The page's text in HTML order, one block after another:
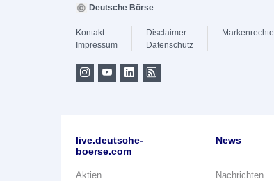
Deutsche Börse
Kontakt
Impressum
Disclaimer
Datenschutz
Markenrechte
live.deutsche-
boerse.com
Aktien
News
Nachrichten